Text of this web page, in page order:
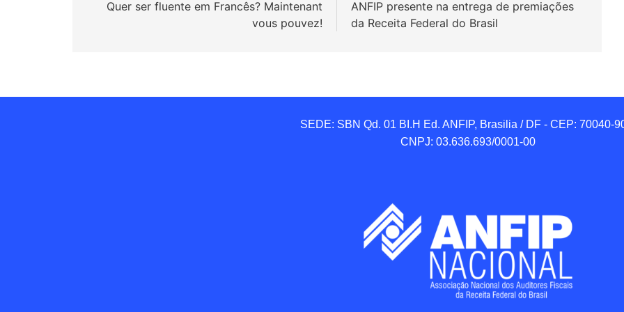
Quer ser fluente em Francês? Maintenant
vous pouvez!
ANFIP presente na entrega de premiações
da Receita Federal do Brasil
SEDE: SBN Qd. 01 BI.H Ed. ANFIP, Brasilia / DF - CEP: 70040-
CNPJ: 03.636.693/0001-00